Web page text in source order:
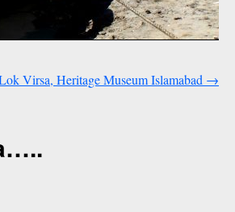
Virsa, Heritage Museum Islamabad →